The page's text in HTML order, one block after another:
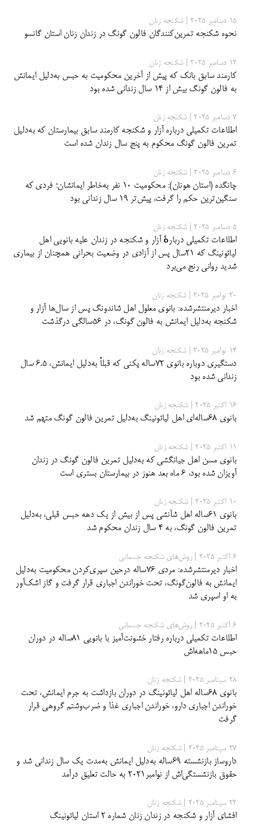
15 دسامبر 2025 | شکنجه زنان
نحوه شکنجه تمرین‌کنندگان فالون گونگ در زندان زنان استان گانسو
12 دسامبر 2025 | شکنجه زنان
کارمند سابق بانک که پیش از آخرین محکومیت به حبس به‌دلیل ایمانش
به فالون گونگ بیش از ۱۴ سال زندانی شده بود
7 دسامبر 2025 | شکنجه زنان
اطلاعات تکمیلی درباره آزار و شکنجه کارمند سابق بیمارستان که به‌دلیل
تمرین فالون گونگ محکوم به پنج سال زندان شده است
6 دسامبر 2025 | شکنجه زنان
چانگده (استان هونان): محکومیت ۱۰ نفر به‌خاطر ایمانشان؛ فردی که
سنگین‌ترین حکم را گرفت، پیش‌تر ۱۹ سال زندانی بود
5 دسامبر 2025 | شکنجه زنان
اطلاعات تکمیلی دربارهٔ آزار و شکنجه در زندان علیه بانویی اهل
لیائونینگ که ۲۱سال پس از آزادی در وضعیت بحرانی همچنان از بیماری
شدید روانی رنج می‌برد
20 نوامبر 2025 | شکنجه زنان
اخبار دیرمنتشرشده: بانوی معلول اهل شاندونگ پس از سال‌ها آزار و
شکنجه به‌دلیل ایمانش به فالون گونگ، در ۵۶سالگی درگذشت
14 نوامبر 2025 | شکنجه زنان
دستگیری دوباره بانوی ۷۲ساله پکنی که قبلاً به‌دلیل ایمانش، ۶.۵ سال
زندانی شده بود
16 اکتبر 2025 | شکنجه زنان
بانوی ۶۸ساله‌ای اهل لیائونینگ به‌دلیل تمرین فالون گونگ متهم شد
11 اکتبر 2025 | شکنجه زنان
بانوی مسن اهل جیانگشی که به‌دلیل تمرین فالون گونگ در زندان
آویزان شده بود، ۶ ماه بعد هنوز در بیمارستان بستری است
10 اکتبر 2025 | شکنجه زنان
بانوی ۶۱ساله اهل شآنشی پس از بیش از یک دهه حبس قبلی، به‌دلیل
تمرین فالون گونگ، به ۴ سال زندان محکوم شد
6 اکتبر 2025 | روش‌های شکنجه جسمانی
اخبار دیرمنتشرشده: مردی ۷۶ساله درحین سپری‌کردن محکومیت به‌دلیل
ایمانش به فالون‌گونگ، تحت خوراندن اجباری قرار گرفت و گاز اشک‌آور
به او اسپری شد
6 اکتبر 2025 | روش‌های شکنجه جسمانی
اطلاعات تکمیلی درباره‌ رفتار خشونت‌آمیز با بانویی ۸۱ساله در دوران
حبس ۱۵‌ماهه‌اش
28 سپتامبر 2025 | شکنجه زنان
بانوی ۶۸ساله اهل لیائونینگ در دوران بازداشت به‌ جرم ایمانش، تحت
خوراندن اجباری دارو، خوراندن اجباری غذا و ضرب‌وشتم گروهی قرار
گرفت
27 سپتامبر 2025 | شکنجه زنان
داروساز بازنشسته ۶۹ساله به‌دلیل ایمانش به‌مدت یک سال زندانی شد و
حقوق بازنشستگی‌اش از نوامبر۲۰۲۱ به حالت تعلیق درآمد
22 سپتامبر 2025 | شکنجه زنان
افشای آزار و شکنجه در زندان زنان شماره 2 استان لیائونینگ